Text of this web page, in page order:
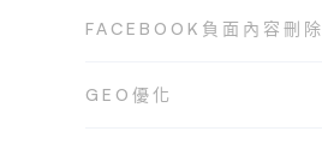
FACEBOOK負面內容刪除
GEO優化